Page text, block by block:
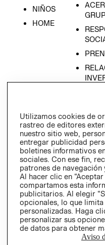
NIÑOS
HOME
Utilizamos cookies de
rastreo de editores
nuestro sitio web,
entregar publicidad
boletines informativos
sociales. Con ese fin,
patrones de navegación
Al hacer clic en
compartamos esta
publicitarios. Al elegir
opcionales, lo que
personalizadas. Haga
personalizar sus
de datos para obtener
Aviso